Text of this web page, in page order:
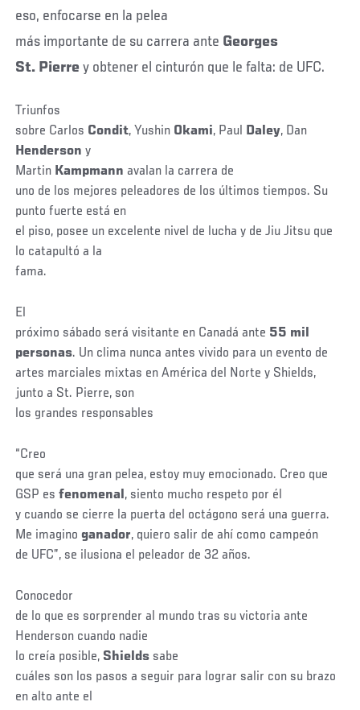
eso, enfocarse en la pelea
más importante de su carrera ante Georges
St. Pierre y obtener el cinturón que le falta: de UFC.
Triunfos
sobre Carlos Condit, Yushin Okami, Paul Daley, Dan
Henderson y
Martin Kampmann avalan la carrera de
uno de los mejores peleadores de los últimos tiempos. Su
punto fuerte está en
el piso, posee un excelente nivel de lucha y de Jiu Jitsu que
lo catapultó a la
fama.
El
próximo sábado será visitante en Canadá ante 55 mil
personas. Un clima nunca antes vivido para un evento de
artes marciales mixtas en América del Norte y Shields,
junto a St. Pierre, son
los grandes responsables
“Creo
que será una gran pelea, estoy muy emocionado. Creo que
GSP esfenomenal, siento mucho respeto por él
y cuando se cierre la puerta del octágono será una guerra.
Me imaginoganador, quiero salir de ahí como campeón
de UFC”, se ilusiona el peleador de 32 años.
Conocedor
de lo que es sorprender al mundo tras su victoria ante
Henderson cuando nadie
lo creía posible, Shields sabe
cuáles son los pasos a seguir para lograr salir con su brazo
en alto ante el